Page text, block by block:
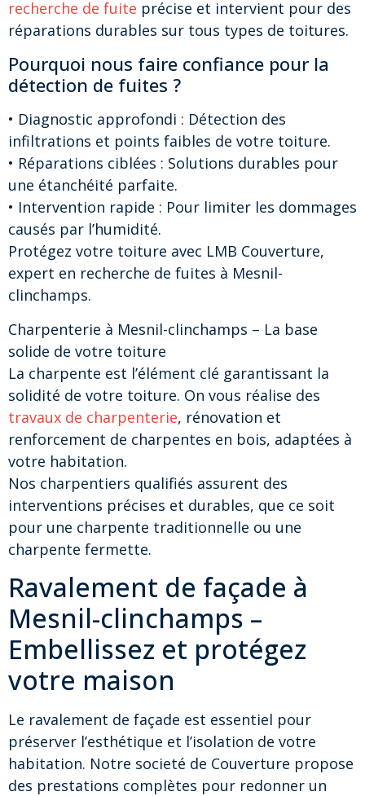
recherche de fuite précise et intervient pour des
réparations durables sur tous types de toitures.
Pourquoi nous faire confiance pour la
détection de fuites ?
• Diagnostic approfondi : Détection des
infiltrations et points faibles de votre toiture.
• Réparations ciblées : Solutions durables pour
une étanchéité parfaite.
• Intervention rapide : Pour limiter les dommages
causés par l’humidité.
Protégez votre toiture avec LMB Couverture,
expert en recherche de fuites à Mesnil-
clinchamps.
Charpenterie à Mesnil-clinchamps – La base
solide de votre toiture
La charpente est l’élément clé garantissant la
solidité de votre toiture. On vous réalise des
travaux de charpenterie, rénovation et
renforcement de charpentes en bois, adaptées à
votre habitation.
Nos charpentiers qualifiés assurent des
interventions précises et durables, que ce soit
pour une charpente traditionnelle ou une
charpente fermette.
Ravalement de façade à
Mesnil-clinchamps –
Embellissez et protégez
votre maison
Le ravalement de façade est essentiel pour
préserver l’esthétique et l’isolation de votre
habitation. Notre societé de Couverture propose
des prestations complètes pour redonner un